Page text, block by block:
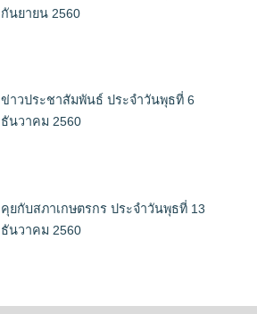
กันยายน 2560
ข่าวประชาสัมพันธ์ ประจำวันพุธที่ 6
ธันวาคม 2560
คุยกับสภาเกษตรกร ประจำวันพุธที่ 13
ธันวาคม 2560